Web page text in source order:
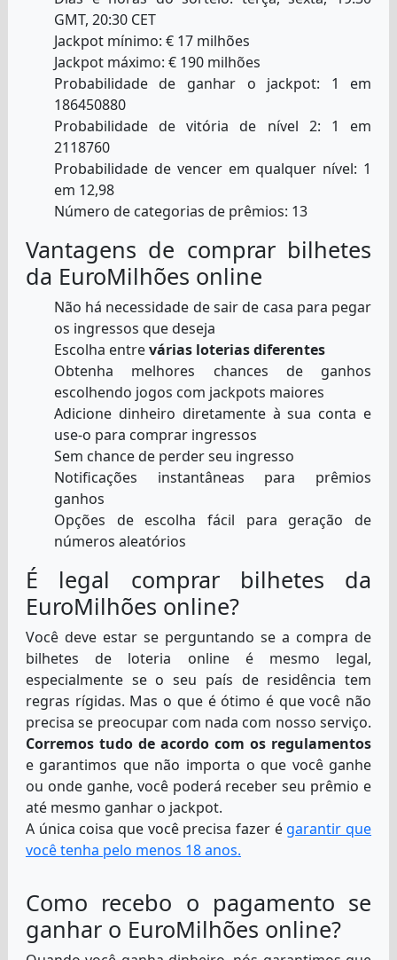
GMT, 20:30 CET
Jackpot mínimo: € 17 milhões
Jackpot máximo: € 190 milhões
Probabilidade de ganhar o jackpot: 1 em
186450880
Probabilidade de vitória de nível 2: 1 em
2118760
Probabilidade de vencer em qualquer nível: 1
em 12,98
Número de categorias de prêmios: 13
Vantagens de comprar bilhetes
da EuroMilhões online
Não há necessidade de sair de casa para pegar
os ingressos que deseja
Escolha entrevárias loterias diferentes
Obtenha melhores chances de ganhos
escolhendo jogos com jackpots maiores
Adicione dinheiro diretamente à sua conta e
use-o para comprar ingressos
Sem chance de perder seu ingresso
Notificações instantâneas para prêmios
ganhos
Opções de escolha fácil para geração de
números aleatórios
É legal comprar bilhetes da
EuroMilhões online?
Você deve estar se perguntando se a compra de
bilhetes de loteria online é mesmo legal,
especialmente se o seu país de residência tem
regras rígidas. Mas o que é ótimo é que você não
precisa se preocupar com nada com nosso serviço.
Corremos tudo de acordo com os regulamentos
e garantimos que não importa o que você ganhe
ou onde ganhe, você poderá receber seu prêmio e
até mesmo ganhar o jackpot.
A única coisa que você precisa fazer é garantir que
você tenha pelo menos 18 anos.
Como recebo o pagamento se
ganhar o EuroMilhões online?